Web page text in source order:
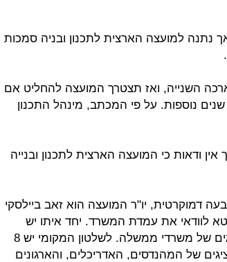
ב-2005 ל-5 שנים, אך נתנה למועצה הארצית לתכנון ובניה סמכות
השנייה, ואז תצטרך המועצה להחליט אם
את התוקף של התוכנית ב-5 שנים נוספות. על פי המכתב, מינהל התכנון
ודאות כי המועצה הארצית לתכנון ובנייה
דמוקרטית, יו"ר המועצה הוא זאב ביילסקי
לוודאי את עמדת המשרד. יחד איתו יש
במועצה עוד 32 חברים, מהם 11 נציגים של משרדי ממשלה. לשלטון המקומי יש 8
של המהנדסים, האדריכלים, והארגונים